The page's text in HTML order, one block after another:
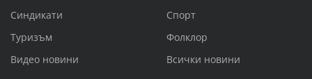
Синдикати
Спорт
Туризъм
Фолклор
Видео новини
Всички новини